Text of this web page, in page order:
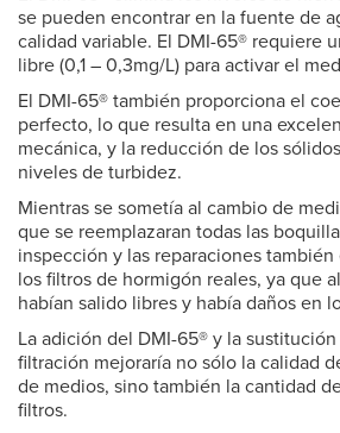
se pueden encontrar en la fuente de
calidad variable. El DMI-65® requiere
libre (0,1 – 0,3mg/L) para activar el
El DMI-65® también proporciona el
perfecto, lo que resulta en una
mecánica, y la reducción de los
niveles de turbidez.
Mientras se sometía al cambio de
que se reemplazaran todas las
inspección y las reparaciones también
los filtros de hormigón reales, ya que
habían salido libres y había daños en
La adición del DMI-65® y la
filtración mejoraría no sólo la calidad
de medios, sino también la cantidad
filtros.